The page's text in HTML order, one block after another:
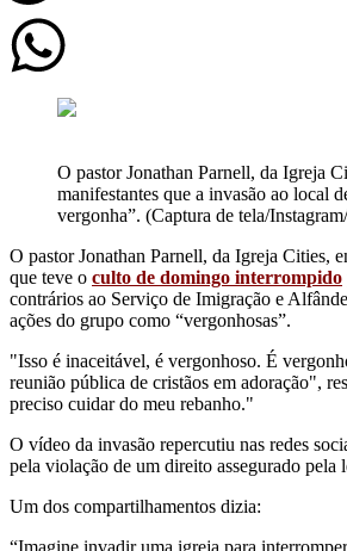
O pastor Jonathan Parnell, da Igreja
manifestantes que a invasão ao local
vergonha”. (Captura de tela/
O pastor Jonathan Parnell, da Igreja Cities,
que teve o culto de domingo interrompido
contrários ao Serviço de Imigração e
ações do grupo como “vergonhosas”.
"Isso é inaceitável, é vergonhoso. É
reunião pública de cristãos em adoração",
preciso cuidar do meu rebanho."
O vídeo da invasão repercutiu nas redes
pela violação de um direito assegurado pela
Um dos compartilhamentos dizia:
“Imagine invadir uma igreja para